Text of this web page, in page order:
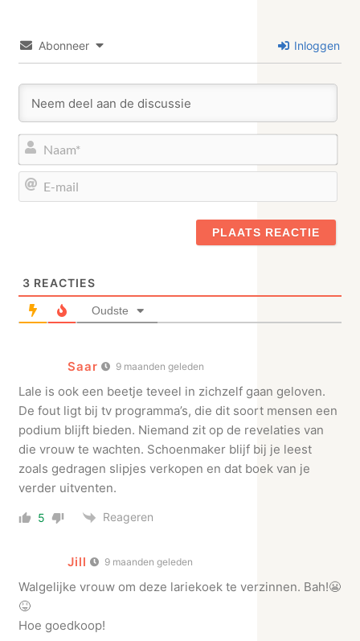
Abonneer Inloggen
3 REACTIES
Oudste
Saar 9 maanden geleden
Lale is ook een beetje teveel in zichzelf gaan geloven.
De fout ligt bij tv programma’s, die dit soort mensen een
podium blijft bieden. Niemand zit op de revelaties van
die vrouw te wachten. Schoenmaker blijf bij je leest
zoals gedragen slipjes verkopen en dat boek van je
verder uitventen.
5 Reageren
Jill 9 maanden geleden
Walgelijke vrouw om deze lariekoek te verzinnen. Bah!😬
😝
Hoe goedkoop!